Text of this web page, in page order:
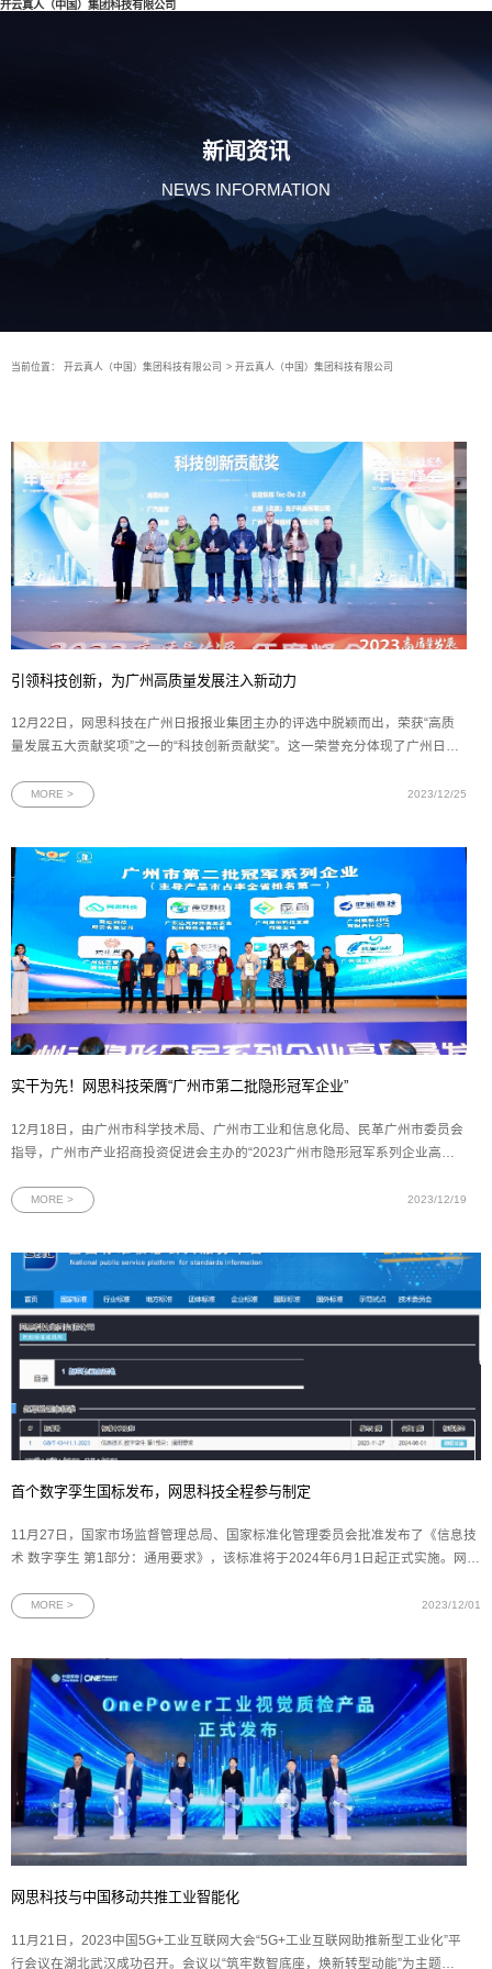
开云真人（中国）集团科技有限公司
新闻资讯
NEWS INFORMATION
当前位置： 开云真人（中国）集团科技有限公司 > 开云真人（中国）集团科技有限公司
引领科技创新，为广州高质量发展注入新动力
12月22日，网思科技在广州日报报业集团主办的评选中脱颖而出，荣获“高质
量发展五大贡献奖项”之一的“科技创新贡献奖”。这一荣誉充分体现了广州日报
质量发展方面取得的显著成果。图为“科技创新贡献奖”奖杯作为广州市委机关
MORE > 2023/12/25
实干为先！网思科技荣膺“广州市第二批隐形冠军企业”
12月18日，由广州市科学技术局、广州市工业和信息化局、民革广州市委员会
指导，广州市产业招商投资促进会主办的“2023广州市隐形冠军系列企业高质
誉称号，充分体现网思科技在核心技术水平、创新能力、市场地位、发展前景
MORE > 2023/12/19
首个数字孪生国标发布，网思科技全程参与制定
11月27日，国家市场监督管理总局、国家标准化管理委员会批准发布了《信息技
术 数字孪生 第1部分：通用要求》，该标准将于2024年6月1日起正式实施。网思
巴巴等企业共同填补数字孪生国家标准体系的空白。图为468项推荐性国家标准
MORE > 2023/12/01
网思科技与中国移动共推工业智能化
11月21日，2023中国5G+工业互联网大会“5G+工业互联网助推新型工业化”平
行会议在湖北武汉成功召开。会议以“筑牢数智底座，焕新转型动能”为主题，